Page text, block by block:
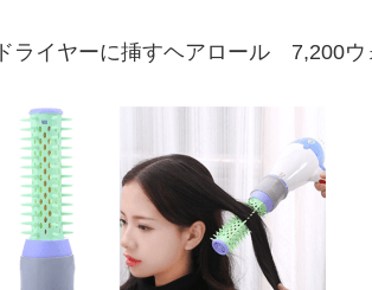
ドライヤーに挿すヘアロール 7,200ウ